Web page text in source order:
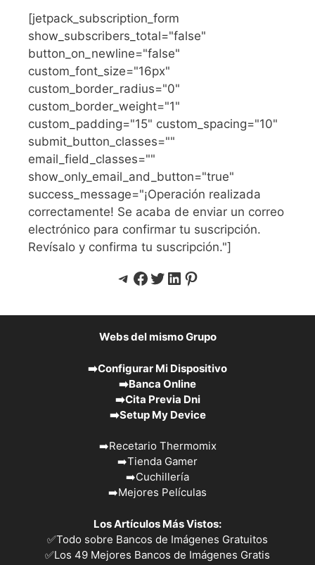
[jetpack_subscription_form
show_subscribers_total="false"
button_on_newline="false"
custom_font_size="16px"
custom_border_radius="0"
custom_border_weight="1"
custom_padding="15" custom_spacing="10"
submit_button_classes=""
email_field_classes=""
show_only_email_and_button="true"
success_message="¡Operación realizada
correctamente! Se acaba de enviar un correo
electrónico para confirmar tu suscripción.
Revísalo y confirma tu suscripción."]
Telegram
Facebook
Twitter
LinkedIn
Pinterest
Webs del mismo Grupo
➡️Configurar Mi Dispositivo
➡️Banca Online
➡️Cita Previa Dni
➡️Setup My Device
➡️Recetario Thermomix
➡️Tienda Gamer
➡️Cuchillería
➡️Mejores Películas
Los Artículos Más Vistos:
✅Todo sobre Bancos de Imágenes Gratuitos
✅Los 49 Mejores Bancos de Imágenes Gratis